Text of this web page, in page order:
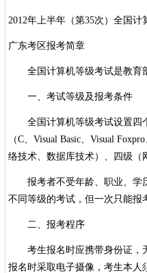
2012年上半年（第35次）全国计
广东考区报考简章
全国计算机等级考试是教育部
一、考试等级及报考条件
全国计算机等级考试设置四个
（C、Visual Basic、Visual
络技术、数据库技术）、四级（
报考者不受年龄、职业、学历
不同等级的考试，但一次只能报
二、报考程序
考生报名时应携带身份证，无
报名时采取电子摄像，考生本人